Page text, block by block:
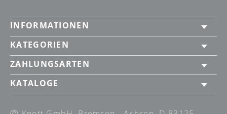
INFORMATIONEN
KATEGORIEN
ZAHLUNGSARTEN
KATALOGE